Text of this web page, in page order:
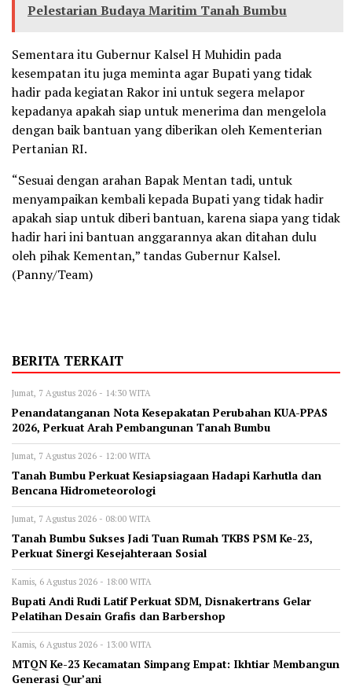
Pelestarian Budaya Maritim Tanah Bumbu
Sementara itu Gubernur Kalsel H Muhidin pada
kesempatan itu juga meminta agar Bupati yang tidak
hadir pada kegiatan Rakor ini untuk segera melapor
kepadanya apakah siap untuk menerima dan mengelola
dengan baik bantuan yang diberikan oleh Kementerian
Pertanian RI.
“Sesuai dengan arahan Bapak Mentan tadi, untuk
menyampaikan kembali kepada Bupati yang tidak hadir
apakah siap untuk diberi bantuan, karena siapa yang tidak
hadir hari ini bantuan anggarannya akan ditahan dulu
oleh pihak Kementan,” tandas Gubernur Kalsel.
(Panny/Team)
BERITA TERKAIT
Jumat, 7 Agustus 2026 - 14:30 WITA
Penandatanganan Nota Kesepakatan Perubahan KUA-PPAS
2026, Perkuat Arah Pembangunan Tanah Bumbu
Jumat, 7 Agustus 2026 - 12:00 WITA
Tanah Bumbu Perkuat Kesiapsiagaan Hadapi Karhutla dan
Bencana Hidrometeorologi
Jumat, 7 Agustus 2026 - 08:00 WITA
Tanah Bumbu Sukses Jadi Tuan Rumah TKBS PSM Ke-23,
Perkuat Sinergi Kesejahteraan Sosial
Kamis, 6 Agustus 2026 - 18:00 WITA
Bupati Andi Rudi Latif Perkuat SDM, Disnakertrans Gelar
Pelatihan Desain Grafis dan Barbershop
Kamis, 6 Agustus 2026 - 13:00 WITA
MTQN Ke-23 Kecamatan Simpang Empat: Ikhtiar Membangun
Generasi Qur’ani